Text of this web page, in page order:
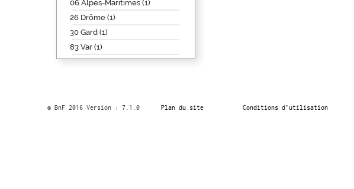
06 Alpes-Maritimes (1)
26 Drôme (1)
30 Gard (1)
83 Var (1)
© BnF 2016 Version : 7.1.0 Plan du site Conditions d’utilisation